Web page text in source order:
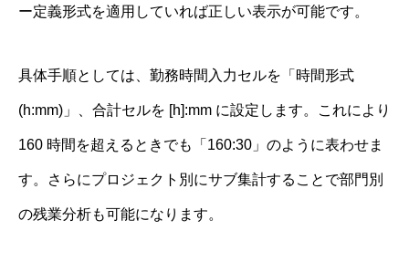
ー定義形式を適用していれば正しい表示が可能です。
具体手順としては、勤務時間入力セルを「時間形式
(h:mm)」、合計セルを [h]:mm に設定します。これにより
160 時間を超えるときでも「160:30」のように表わせま
す。さらにプロジェクト別にサブ集計することで部門別
の残業分析も可能になります。